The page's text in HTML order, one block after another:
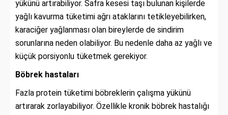
yükünü artırabiliyor. Safra kesesi taşı bulunan kişilerde
yağlı kavurma tüketimi ağrı ataklarını tetikleyebilirken,
karaciğer yağlanması olan bireylerde de sindirim
sorunlarına neden olabiliyor. Bu nedenle daha az yağlı ve
küçük porsiyonlu tüketmek gerekiyor.
Böbrek hastaları
Fazla protein tüketimi böbreklerin çalışma yükünü
artırarak zorlayabiliyor. Özellikle kronik böbrek hastalığı